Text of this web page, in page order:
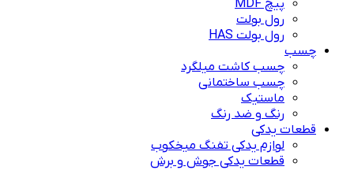
پیچ MDF
رول بولت
رول بولت HAS
چسب
چسب کاشت میلگرد
چسب ساختمانی
ماستیک
رنگ و ضد رنگ
قطعات یدکی
لوازم یدکی تفنگ میخکوب
قطعات یدکی جوش و برش